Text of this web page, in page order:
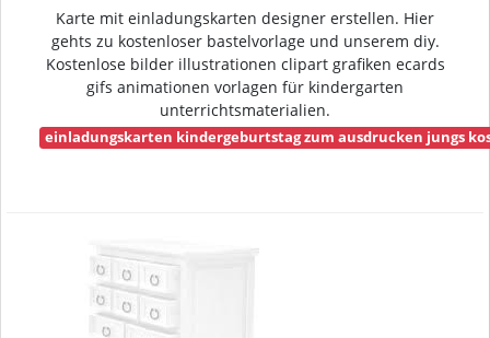
Karte mit einladungskarten designer erstellen. Hier
gehts zu kostenloser bastelvorlage und unserem diy.
Kostenlose bilder illustrationen clipart grafiken ecards
gifs animationen vorlagen für kindergarten
unterrichtsmaterialien.
einladungskarten kindergeburtstag zum ausdrucken jungs